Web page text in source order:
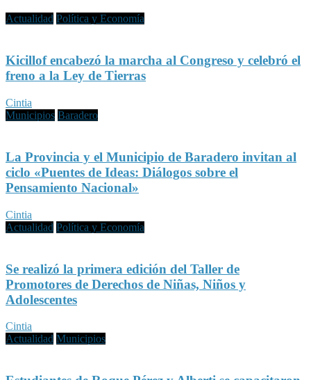
Actualidad Política y Economía
Kicillof encabezó la marcha al Congreso y celebró el
freno a la Ley de Tierras
Cintia
Municipios Baradero
La Provincia y el Municipio de Baradero invitan al
ciclo «Puentes de Ideas: Diálogos sobre el
Pensamiento Nacional»
Cintia
Actualidad Política y Economía
Se realizó la primera edición del Taller de
Promotores de Derechos de Niñas, Niños y
Adolescentes
Cintia
Actualidad Municipios